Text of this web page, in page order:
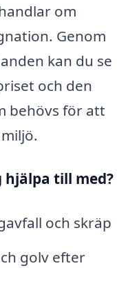
om
Genom
kan du se
och den
behövs för att
hjälpa till med?
och skräp
golv efter